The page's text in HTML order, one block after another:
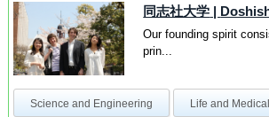
同志社大学 |
Our founding spirit
prin...
Science and Engineering Life and